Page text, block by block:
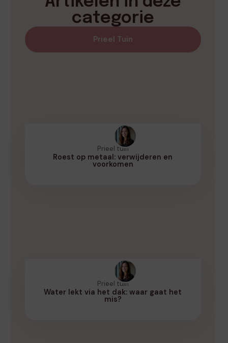
categorie
Prieel Tuin
Prieel tuin
Roest op metaal: verwijderen en
voorkomen
Prieel tuin
Water lekt via het dak: waar gaat het
mis?